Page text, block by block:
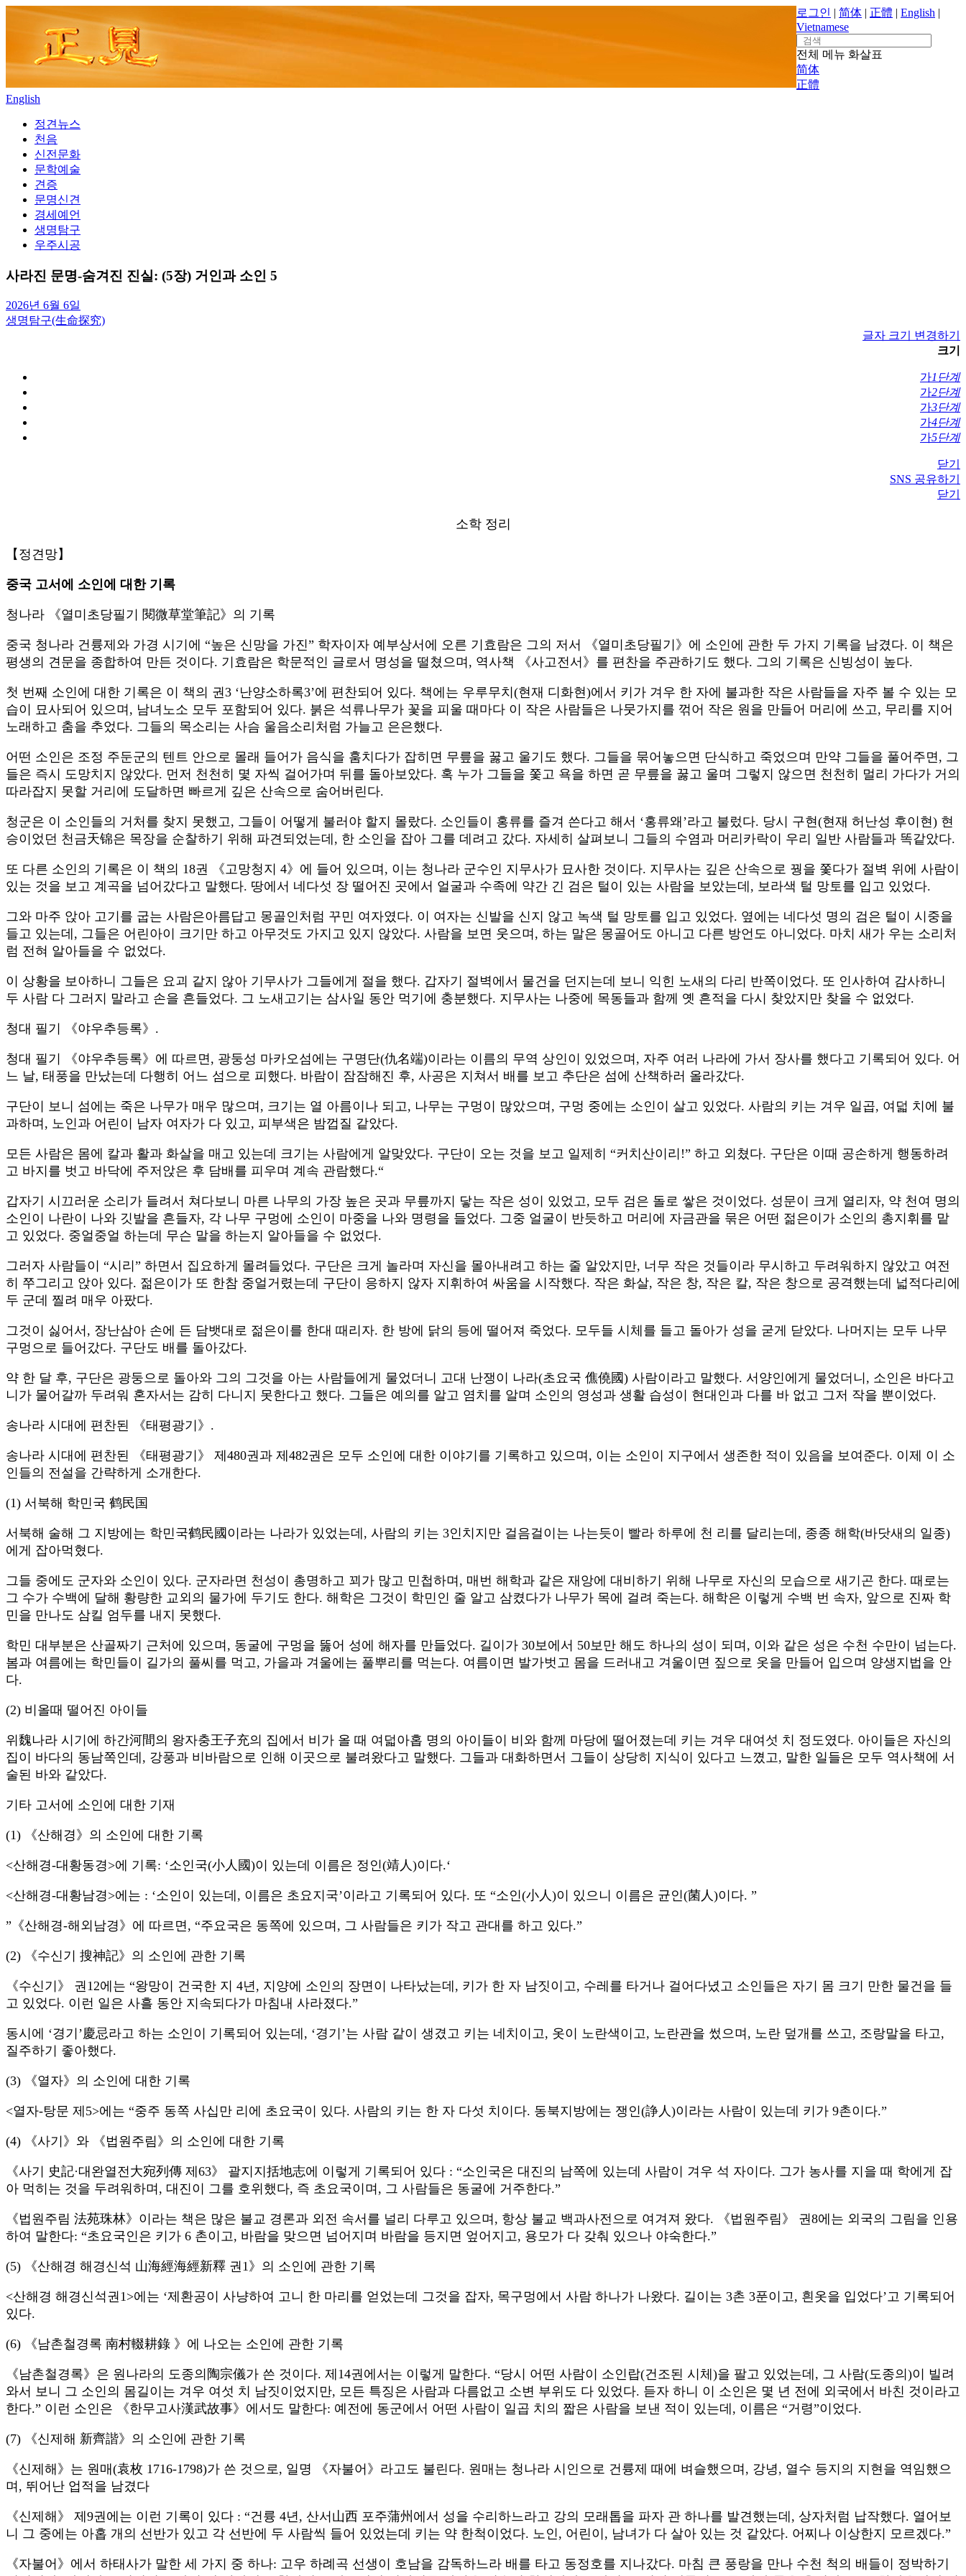
Skip
로그인 | 简体 | 正體 | English |
Vietnamese
Search
for:
전체 메뉴 화살표
简体
正體
English
정견뉴스
천음
신전문화
문학예술
견증
문명신견
경세예언
생명탐구
우주시공
사라진 문명-숨겨진 진실: (5장) 거인과 소인 5
2026년 6월 6일
생명탐구(生命探究)
글자 크기 변경하기
크기
가1단계
가2단계
가3단계
가4단계
가5단계
닫기
SNS 공유하기
닫기
소학 정리
【정견망】
중국 고서에 소인에 대한 기록
청나라 《열미초당필기 閱微草堂筆記》의 기록
중국 청나라 건륭제와 가경 시기에 “높은 신망을 가진” 학자이자 예부상서에 오른 기효람은 그의 저서 《열미초당필기》에 소인에 관한 두 가지 기록을 남겼다. 이 책은
평생의 견문을 종합하여 만든 것이다. 기효람은 학문적인 글로서 명성을 떨쳤으며, 역사책 《사고전서》를 편찬을 주관하기도 했다. 그의 기록은 신빙성이 높다.
첫 번째 소인에 대한 기록은 이 책의 권3 ‘난양소하록3’에 편찬되어 있다. 책에는 우루무치(현재 디화현)에서 키가 겨우 한 자에 불과한 작은 사람들을 자주 볼 수 있는 모
습이 묘사되어 있으며, 남녀노소 모두 포함되어 있다. 붉은 석류나무가 꽃을 피울 때마다 이 작은 사람들은 나뭇가지를 꺾어 작은 원을 만들어 머리에 쓰고, 무리를 지어
노래하고 춤을 추었다. 그들의 목소리는 사슴 울음소리처럼 가늘고 은은했다.
어떤 소인은 조정 주둔군의 텐트 안으로 몰래 들어가 음식을 훔치다가 잡히면 무릎을 꿇고 울기도 했다. 그들을 묶어놓으면 단식하고 죽었으며 만약 그들을 풀어주면, 그
들은 즉시 도망치지 않았다. 먼저 천천히 몇 자씩 걸어가며 뒤를 돌아보았다. 혹 누가 그들을 쫓고 욕을 하면 곧 무릎을 꿇고 울며 그렇지 않으면 천천히 멀리 가다가 거의
따라잡지 못할 거리에 도달하면 빠르게 깊은 산속으로 숨어버린다.
청군은 이 소인들의 거처를 찾지 못했고, 그들이 어떻게 불러야 할지 몰랐다. 소인들이 홍류를 즐겨 쓴다고 해서 ‘홍류왜’라고 불렀다. 당시 구현(현재 허난성 후이현) 현
승이었던 천금天锦은 목장을 순찰하기 위해 파견되었는데, 한 소인을 잡아 그를 데려고 갔다. 자세히 살펴보니 그들의 수염과 머리카락이 우리 일반 사람들과 똑같았다.
또 다른 소인의 기록은 이 책의 18권 《고망청지 4》에 들어 있으며, 이는 청나라 군수인 지무사가 묘사한 것이다. 지무사는 깊은 산속으로 꿩을 쫓다가 절벽 위에 사람이
있는 것을 보고 계곡을 넘어갔다고 말했다. 땅에서 네다섯 장 떨어진 곳에서 얼굴과 수족에 약간 긴 검은 털이 있는 사람을 보았는데, 보라색 털 망토를 입고 있었다.
그와 마주 앉아 고기를 굽는 사람은아름답고 몽골인처럼 꾸민 여자였다. 이 여자는 신발을 신지 않고 녹색 털 망토를 입고 있었다. 옆에는 네다섯 명의 검은 털이 시중을
들고 있는데, 그들은 어린아이 크기만 하고 아무것도 가지고 있지 않았다. 사람을 보면 웃으며, 하는 말은 몽골어도 아니고 다른 방언도 아니었다. 마치 새가 우는 소리처
럼 전혀 알아들을 수 없었다.
이 상황을 보아하니 그들은 요괴 같지 않아 기무사가 그들에게 절을 했다. 갑자기 절벽에서 물건을 던지는데 보니 익힌 노새의 다리 반쪽이었다. 또 인사하여 감사하니
두 사람 다 그러지 말라고 손을 흔들었다. 그 노새고기는 삼사일 동안 먹기에 충분했다. 지무사는 나중에 목동들과 함께 옛 흔적을 다시 찾았지만 찾을 수 없었다.
청대 필기 《야우추등록》.
청대 필기 《야우추등록》에 따르면, 광둥성 마카오섬에는 구명단(仇名端)이라는 이름의 무역 상인이 있었으며, 자주 여러 나라에 가서 장사를 했다고 기록되어 있다. 어
느 날, 태풍을 만났는데 다행히 어느 섬으로 피했다. 바람이 잠잠해진 후, 사공은 지쳐서 배를 보고 추단은 섬에 산책하러 올라갔다.
구단이 보니 섬에는 죽은 나무가 매우 많으며, 크기는 열 아름이나 되고, 나무는 구멍이 많았으며, 구멍 중에는 소인이 살고 있었다. 사람의 키는 겨우 일곱, 여덟 치에 불
과하며, 노인과 어린이 남자 여자가 다 있고, 피부색은 밤껍질 같았다.
모든 사람은 몸에 칼과 활과 화살을 매고 있는데 크기는 사람에게 알맞았다. 구단이 오는 것을 보고 일제히 “커치산이리!” 하고 외쳤다. 구단은 이때 공손하게 행동하려
고 바지를 벗고 바닥에 주저앉은 후 담배를 피우며 계속 관람했다.“
갑자기 시끄러운 소리가 들려서 쳐다보니 마른 나무의 가장 높은 곳과 무릎까지 닿는 작은 성이 있었고, 모두 검은 돌로 쌓은 것이었다. 성문이 크게 열리자, 약 천여 명의
소인이 나란이 나와 깃발을 흔들자, 각 나무 구멍에 소인이 마중을 나와 명령을 들었다. 그중 얼굴이 반듯하고 머리에 자금관을 묶은 어떤 젊은이가 소인의 총지휘를 맡
고 있었다. 중얼중얼 하는데 무슨 말을 하는지 알아들을 수 없었다.
그러자 사람들이 “시리” 하면서 집요하게 몰려들었다. 구단은 크게 놀라며 자신을 몰아내려고 하는 줄 알았지만, 너무 작은 것들이라 무시하고 두려워하지 않았고 여전
히 쭈그리고 앉아 있다. 젊은이가 또 한참 중얼거렸는데 구단이 응하지 않자 지휘하여 싸움을 시작했다. 작은 화살, 작은 창, 작은 칼, 작은 창으로 공격했는데 넓적다리에
두 군데 찔려 매우 아팠다.
그것이 싫어서, 장난삼아 손에 든 담뱃대로 젊은이를 한대 때리자. 한 방에 닭의 등에 떨어져 죽었다. 모두들 시체를 들고 돌아가 성을 굳게 닫았다. 나머지는 모두 나무
구멍으로 들어갔다. 구단도 배를 돌아갔다.
약 한 달 후, 구단은 광둥으로 돌아와 그의 그것을 아는 사람들에게 물었더니 고대 난쟁이 나라(초요국 僬僥國) 사람이라고 말했다. 서양인에게 물었더니, 소인은 바다고
니가 물어갈까 두려워 혼자서는 감히 다니지 못한다고 했다. 그들은 예의를 알고 염치를 알며 소인의 영성과 생활 습성이 현대인과 다를 바 없고 그저 작을 뿐이었다.
송나라 시대에 편찬된 《태평광기》.
송나라 시대에 편찬된 《태평광기》 제480권과 제482권은 모두 소인에 대한 이야기를 기록하고 있으며, 이는 소인이 지구에서 생존한 적이 있음을 보여준다. 이제 이 소
인들의 전설을 간략하게 소개한다.
(1) 서북해 학민국 鹤民国
서북해 술해 그 지방에는 학민국鹤民國이라는 나라가 있었는데, 사람의 키는 3인치지만 걸음걸이는 나는듯이 빨라 하루에 천 리를 달리는데, 종종 해학(바닷새의 일종)
에게 잡아먹혔다.
그들 중에도 군자와 소인이 있다. 군자라면 천성이 총명하고 꾀가 많고 민첩하며, 매번 해학과 같은 재앙에 대비하기 위해 나무로 자신의 모습으로 새기곤 한다. 때로는
그 수가 수백에 달해 황량한 교외의 물가에 두기도 한다. 해학은 그것이 학민인 줄 알고 삼켰다가 나무가 목에 걸려 죽는다. 해학은 이렇게 수백 번 속자, 앞으로 진짜 학
민을 만나도 삼킬 엄두를 내지 못했다.
학민 대부분은 산골짜기 근처에 있으며, 동굴에 구멍을 뚫어 성에 해자를 만들었다. 길이가 30보에서 50보만 해도 하나의 성이 되며, 이와 같은 성은 수천 수만이 넘는다.
봄과 여름에는 학민들이 길가의 풀씨를 먹고, 가을과 겨울에는 풀뿌리를 먹는다. 여름이면 발가벗고 몸을 드러내고 겨울이면 짚으로 옷을 만들어 입으며 양생지법을 안
다.
(2) 비올때 떨어진 아이들
위魏나라 시기에 하간河間의 왕자충王子充의 집에서 비가 올 때 여덟아홉 명의 아이들이 비와 함께 마당에 떨어졌는데 키는 겨우 대여섯 치 정도였다. 아이들은 자신의
집이 바다의 동남쪽인데, 강풍과 비바람으로 인해 이곳으로 불려왔다고 말했다. 그들과 대화하면서 그들이 상당히 지식이 있다고 느꼈고, 말한 일들은 모두 역사책에 서
술된 바와 같았다.
기타 고서에 소인에 대한 기재
(1) 《산해경》의 소인에 대한 기록
<산해경-대황동경>에 기록: ‘소인국(小人國)이 있는데 이름은 정인(靖人)이다.‘
<산해경-대황남경>에는 : ‘소인이 있는데, 이름은 초요지국’이라고 기록되어 있다. 또 “소인(小人)이 있으니 이름은 균인(菌人)이다. ”
” 《산해경-해외남경》에 따르면, “주요국은 동쪽에 있으며, 그 사람들은 키가 작고 관대를 하고 있다.”
(2) 《수신기 搜神記》의 소인에 관한 기록
《수신기》 권12에는 “왕망이 건국한 지 4년, 지양에 소인의 장면이 나타났는데, 키가 한 자 남짓이고, 수레를 타거나 걸어다녔고 소인들은 자기 몸 크기 만한 물건을 들
고 있었다. 이런 일은 사흘 동안 지속되다가 마침내 사라졌다.”
동시에 ‘경기’慶忌라고 하는 소인이 기록되어 있는데, ‘경기’는 사람 같이 생겼고 키는 네치이고, 옷이 노란색이고, 노란관을 썼으며, 노란 덮개를 쓰고, 조랑말을 타고,
질주하기 좋아했다.
(3) 《열자》의 소인에 대한 기록
<열자-탕문 제5>에는 “중주 동쪽 사십만 리에 초요국이 있다. 사람의 키는 한 자 다섯 치이다. 동북지방에는 쟁인(諍人)이라는 사람이 있는데 키가 9촌이다.”
(4) 《사기》와 《법원주림》의 소인에 대한 기록
《사기 史記·대완열전大宛列傳 제63》 괄지지括地志에 이렇게 기록되어 있다 : “소인국은 대진의 남쪽에 있는데 사람이 겨우 석 자이다. 그가 농사를 지을 때 학에게 잡
아 먹히는 것을 두려워하며, 대진이 그를 호위했다, 즉 초요국이며, 그 사람들은 동굴에 거주한다.”
《법원주림 法苑珠林》이라는 책은 많은 불교 경론과 외전 속서를 널리 다루고 있으며, 항상 불교 백과사전으로 여겨져 왔다. 《법원주림》 권8에는 외국의 그림을 인용
하여 말한다: “초요국인은 키가 6 촌이고, 바람을 맞으면 넘어지며 바람을 등지면 엎어지고, 용모가 다 갖춰 있으나 야숙한다.”
(5) 《산해경 해경신석 山海經海經新釋 권1》의 소인에 관한 기록
<산해경 해경신석권1>에는 ‘제환공이 사냥하여 고니 한 마리를 얻었는데 그것을 잡자, 목구멍에서 사람 하나가 나왔다. 길이는 3촌 3푼이고, 흰옷을 입었다’고 기록되어
있다.
(6) 《남촌철경록 南村輟耕錄 》에 나오는 소인에 관한 기록
《남촌철경록》은 원나라의 도종의陶宗儀가 쓴 것이다. 제14권에서는 이렇게 말한다. “당시 어떤 사람이 소인랍(건조된 시체)을 팔고 있었는데, 그 사람(도종의)이 빌려
와서 보니 그 소인의 몸길이는 겨우 여섯 치 남짓이었지만, 모든 특징은 사람과 다름없고 소변 부위도 다 있었다. 듣자 하니 이 소인은 몇 년 전에 외국에서 바친 것이라고
한다.” 이런 소인은 《한무고사漢武故事》에서도 말한다: 예전에 동군에서 어떤 사람이 일곱 치의 짧은 사람을 보낸 적이 있는데, 이름은 “거령”이었다.
(7) 《신제해 新齊諧》의 소인에 관한 기록
《신제해》는 원매(袁枚 1716-1798)가 쓴 것으로, 일명 《자불어》라고도 불린다. 원매는 청나라 시인으로 건륭제 때에 벼슬했으며, 강녕, 열수 등지의 지현을 역임했으
며, 뛰어난 업적을 남겼다
《신제해》 제9권에는 이런 기록이 있다 : “건륭 4년, 산서山西 포주蒲州에서 성을 수리하느라고 강의 모래톱을 파자 관 하나를 발견했는데, 상자처럼 납작했다. 열어보
니 그 중에는 아홉 개의 선반가 있고 각 선반에 두 사람씩 들어 있었는데 키는 약 한척이었다. 노인, 어린이, 남녀가 다 살아 있는 것 같았다. 어찌나 이상한지 모르겠다.”
《자불어》에서 하태사가 말한 세 가지 중 하나: 고우 하례곡 선생이 호남을 감독하느라 배를 타고 동정호를 지나갔다. 마침 큰 풍랑을 만나 수천 척의 배들이 정박하기